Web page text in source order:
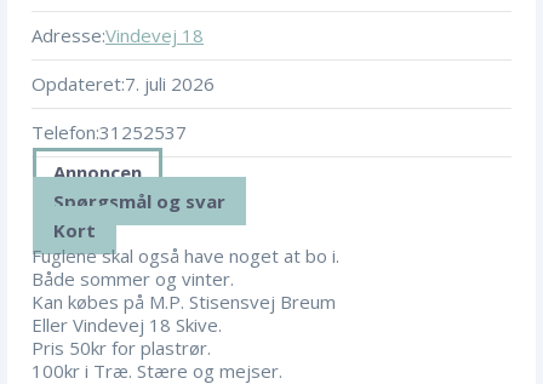
Adresse:Vindevej 18
Opdateret:7. juli 2026
Telefon:31252537
Annoncen
Spørgsmål og svar
Kort
Fuglene skal også have noget at bo i.
Både sommer og vinter.
Kan købes på M.P. Stisensvej Breum
Eller Vindevej 18 Skive.
Pris 50kr for plastrør.
100kr i Træ. Stære og mejser.